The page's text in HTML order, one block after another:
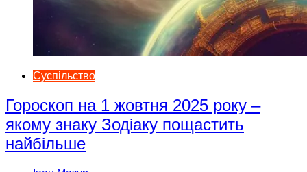
Суспільство
Гороскоп на 1 жовтня 2025 року –
якому знаку Зодіаку пощастить
найбільше